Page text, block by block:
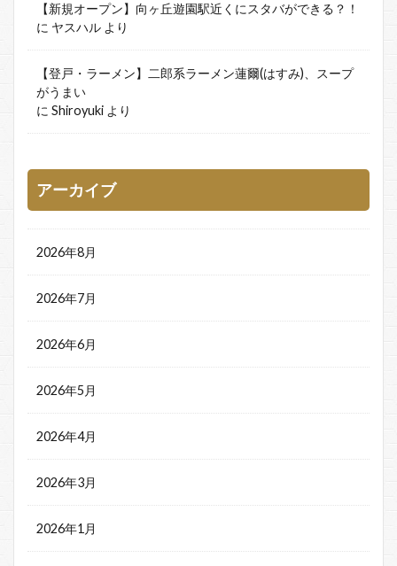
【新規オープン】向ヶ丘遊園駅近くにスタバができる？！
に ヤスハル より
【登戸・ラーメン】二郎系ラーメン蓮爾(はすみ)、スープ
がうまい
に Shiroyuki より
アーカイブ
2026年8月
2026年7月
2026年6月
2026年5月
2026年4月
2026年3月
2026年1月